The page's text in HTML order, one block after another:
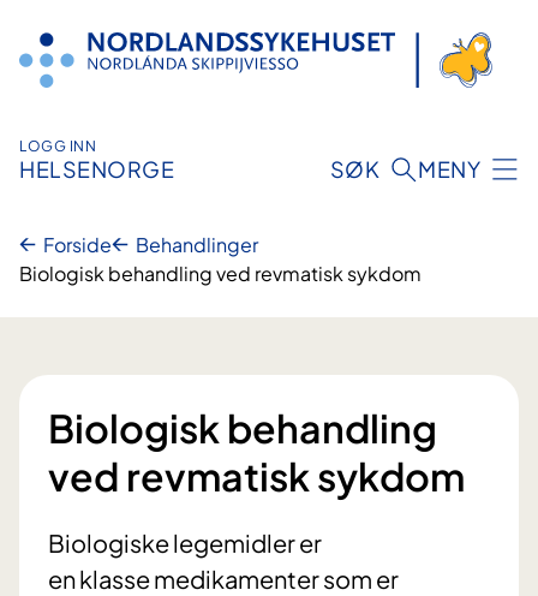
innhold
LOGG INN
HELSENORGE SØK MENY
Forside
Behandlinger
Biologisk behandling ved revmatisk sykdom
Biologisk behandling
ved revmatisk sykdom
Biologiske legemidler er
en klasse medikamenter som er